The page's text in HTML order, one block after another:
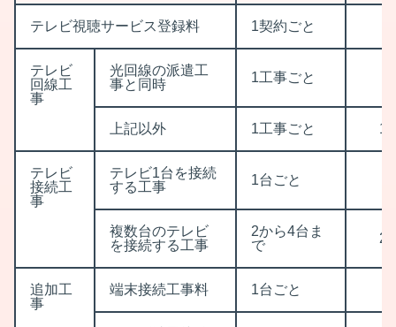
テレビ視聴サービス登録料 1契約ごと
テレビ
回線工
事
光回線の派遣工
事と同時
1工事ごと
上記以外 1工事ごと
テレビ
接続工
事
テレビ1台を接続
する工事
1台ごと
複数台のテレビ
を接続する工事
2から4台ま
で
追加工
事
端末接続工事料 1台ごと